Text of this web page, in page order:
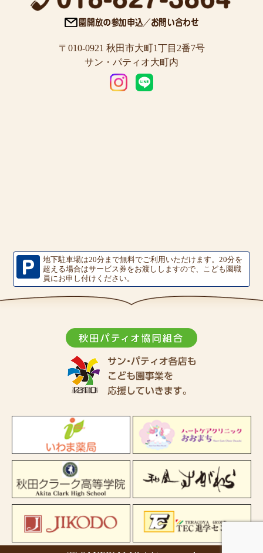
〒010-0921 秋田市大町1丁目2番7号
サン・パティオ大町内
地下駐車場は20分まで無料でご利用いただけます。20分を
超える場合はサービス券をお渡ししますので、こども園職
員にお申し付けください。